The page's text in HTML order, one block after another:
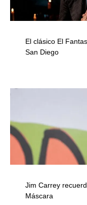
El clásico El
San Diego
Jim Carrey
Máscara